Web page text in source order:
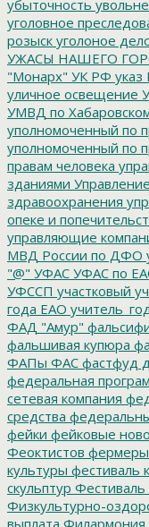
убыточность
уголовное
розыск уголоное
УЖАСЫ НАШЕГО
"Монарх" УК РФ
уличное освещение
УМВД по
уполномоченный по
уполномоченный по
правам человека
зданиями
здравоохранения
опеке и
управляющие
МВД России по ДФО
"@" УФАС УФАС по
УФССП участковый
года ЕАО
ФАД "Амур"
фальшивая купюра
ФАПы ФАС фастфуд
федеральная
сетевая компания
средства
фейки фейковые
Феоктистов фермеры
культуры фестиваль
скульптур Фестиваль
Физкультурно-
выплата Филармония